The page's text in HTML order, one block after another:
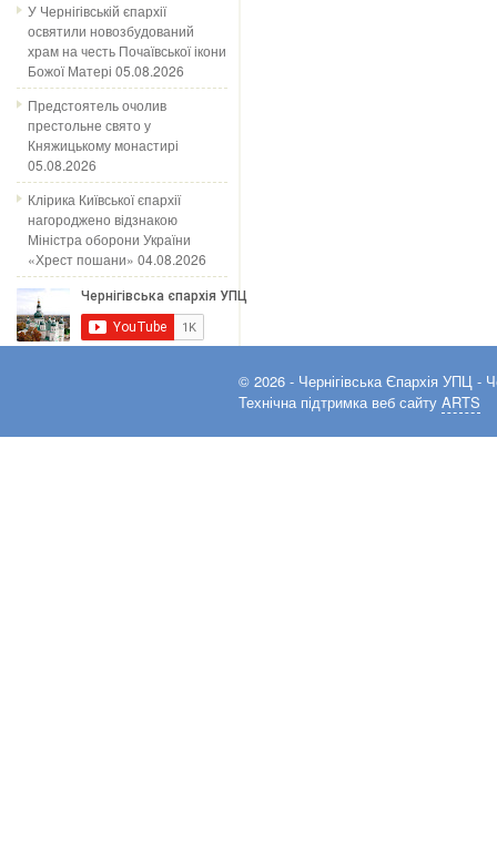
У Чернігівській єпархії
освятили новозбудований
храм на честь Почаївської ікони
Божої Матері 05.08.2026
Предстоятель очолив
престольне свято у
Княжицькому монастирі
05.08.2026
Клірика Київської єпархії
нагороджено відзнакою
Міністра оборони України
«Хрест пошани» 04.08.2026
© 2026 - Чернігівська Єпархія УПЦ -
Технічна підтримка веб сайту ARTS